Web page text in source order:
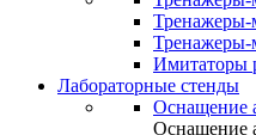
Тренажеры-
Тренажеры-
Имитаторы
Лабораторные стенды
Оснащение
Оснащение